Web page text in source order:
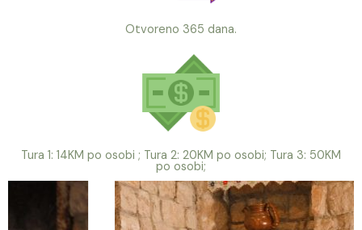
Otvoreno 365 dana.
Tura 1: 14KM po osobi ; Tura 2: 20KM po osobi; Tura 3: 50KM
po osobi;